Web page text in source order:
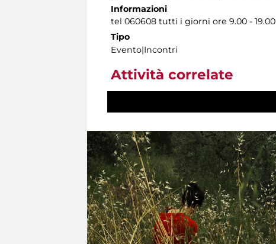
Informazioni
tel 060608 tutti i giorni ore 9.00 - 19.00
Tipo
Evento|Incontri
Attività correlate